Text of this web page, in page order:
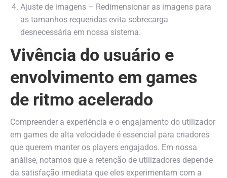
Ajuste de imagens – Redimensionar as imagens para
as tamanhos requeridas evita sobrecarga
desnecessária em nossa sistema.
Vivência do usuário e
envolvimento em games
de ritmo acelerado
Compreender a experiência e o engajamento do utilizador
em games de alta velocidade é essencial para criadores
que querem manter os players engajados. Em nossa
análise, notamos que a retenção de utilizadores depende
da satisfação imediata que eles experimentam com a